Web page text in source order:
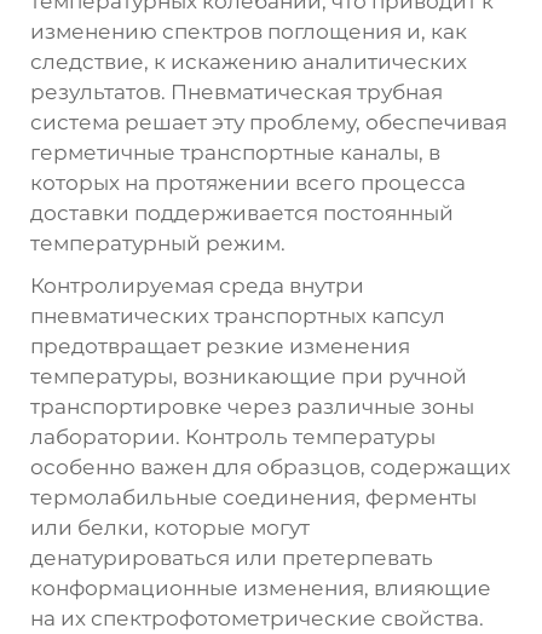
изменению спектров поглощения и, как
следствие, к искажению аналитических
результатов. Пневматическая трубная
система решает эту проблему, обеспечивая
герметичные транспортные каналы, в
которых на протяжении всего процесса
доставки поддерживается постоянный
температурный режим.
Контролируемая среда внутри
пневматических транспортных капсул
предотвращает резкие изменения
температуры, возникающие при ручной
транспортировке через различные зоны
лаборатории. Контроль температуры
особенно важен для образцов, содержащих
термолабильные соединения, ферменты
или белки, которые могут
денатурироваться или претерпевать
конформационные изменения, влияющие
на их спектрофотометрические свойства.